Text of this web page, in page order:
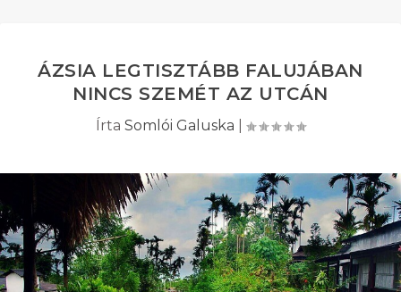
ÁZSIA LEGTISZTÁBB FALUJÁBAN
NINCS SZEMÉT AZ UTCÁN
Írta Somlói Galuska